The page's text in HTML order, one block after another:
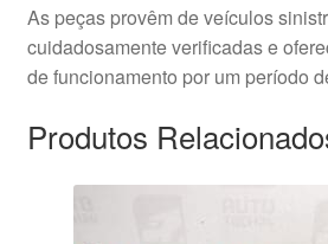
As peças provêm de veículos
cuidadosamente verificadas e
de funcionamento por um período
Produtos